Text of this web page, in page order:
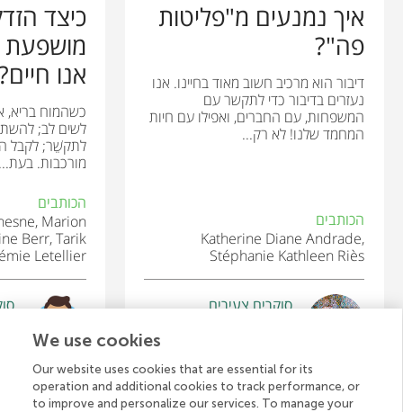
איך נמנעים מ"פליטות
פה"?
דיבור הוא מרכיב חשוב מאוד בחיינו. אנו
נעזרים בדיבור כדי לתקשר עם
המשפחות, עם החברים, ואפילו עם חיות
המחמד שלנו! לא רק...
הכותבים
Katherine Diane Andrade,
Stéphanie Kathleen Riès
סוקרים צעירים
כיצד
מושפעת
אנו חיים?
כשהמוח בריא,
לשים לב;
לתקשֵׁר; לקבל
מורכבות. בעת...
הכותבים
Marion
Berr, Tarik
Letellier
We use cookies
Our website uses cookies that are essential for its
operation and additional cookies to track performance, or
to improve and personalize our services. To manage your